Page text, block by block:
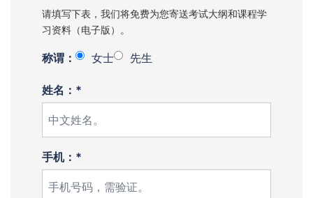
请填写下表，我们将免费为您寄送考试大纲和课程学
习资料（电子版）。
称谓： 女士 先生
姓名：*
手机：*